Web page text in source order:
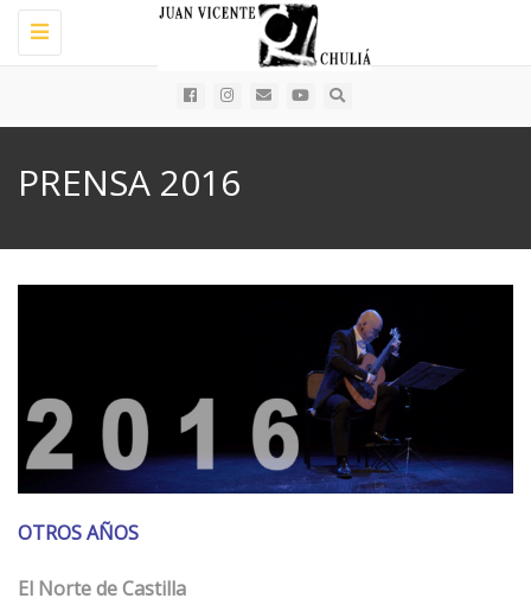
Toggle
navigation
PRENSA 2016
OTROS AÑOS
El Nortede Castilla